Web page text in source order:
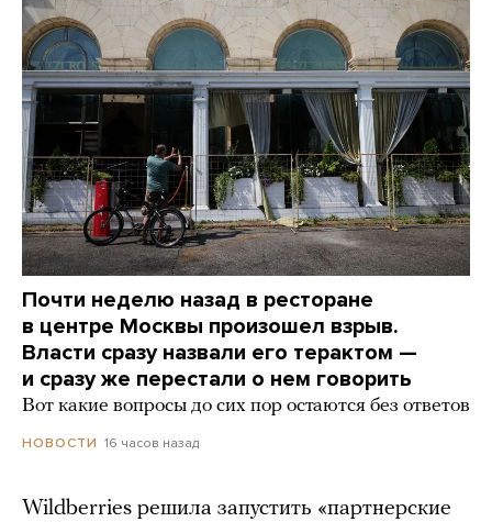
Почти неделю назад в ресторане
в центре Москвы произошел взрыв.
Власти сразу назвали его терактом —
и сразу же перестали о нем говорить
Вот какие вопросы до сих пор остаются без ответов
НОВОСТИ 16 часов назад
Wildberries решила запустить «партнерские